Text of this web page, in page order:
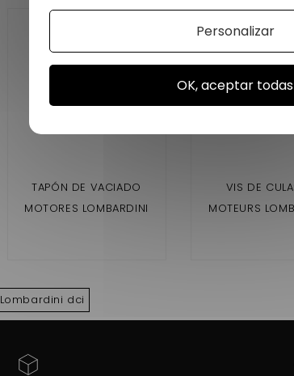
TAPÓN DE VACIADO
MOTORES LOMBARDINI
VIS DE
MOTEURS
Lombardini dci
OK, aceptar todas
Personalizar